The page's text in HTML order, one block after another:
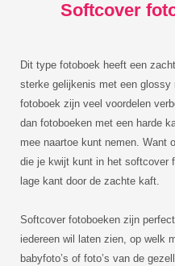
Dit type fotoboek heeft een
sterke gelijkenis met een glossy
fotoboek zijn veel voordelen
dan fotoboeken met een harde
mee naartoe kunt nemen. Want
die je kwijt kunt in het softcover
lage kant door de zachte kaft.
Softcover fotoboeken zijn
iedereen wil laten zien, op welk
babyfoto’s of foto’s van de